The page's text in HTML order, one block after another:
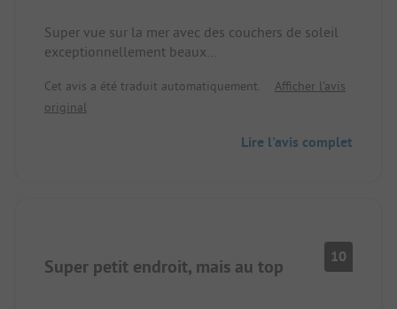
Super vue sur la mer avec des couchers de soleil
exceptionnellement beaux
Des hôtes super sympathiques et serviables
Belle promenade directement au bord de la mer
Cet avis a été traduit automatiquement.
Afficher l'avis
original
Lire l'avis complet
Super petit endroit, mais au top 10